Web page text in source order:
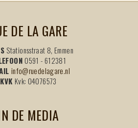
DE LA GARE
Stationsstraat 8, Emmen
0591 - 612381
info@ruedelagare.nl
KVK Kvk: 04076573
DE MEDIA